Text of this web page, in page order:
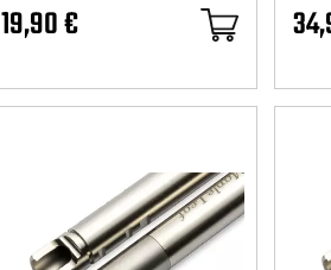
19,90 €